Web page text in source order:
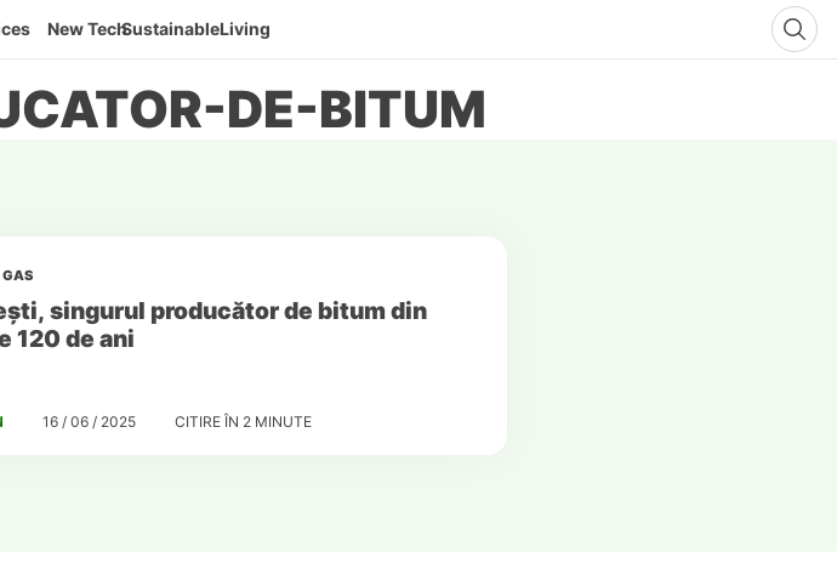
New TechSustainableLiving
DE-BITUM
GAS
singurul producător de bitum din
120 de ani
16 / 06 / 2025 CITIRE ÎN 2 MINUTE